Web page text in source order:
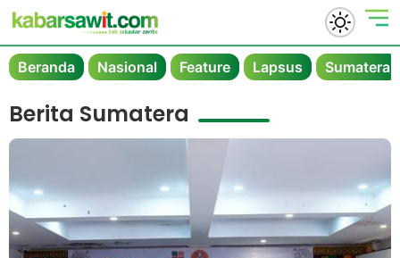
Beranda Nasional Feature Lapsus Sumatera
Berita Sumatera